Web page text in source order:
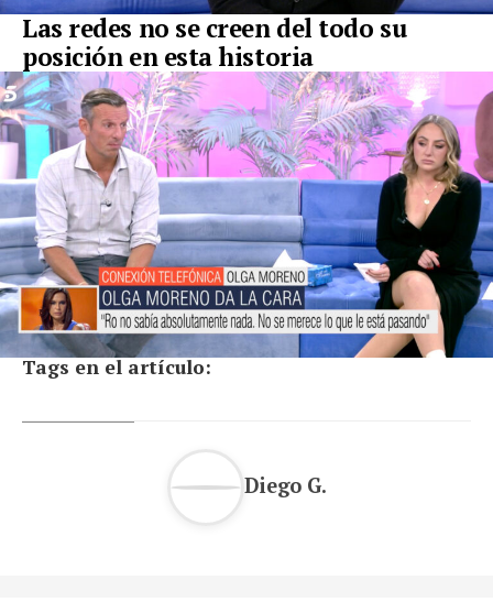
Las redes no se creen del todo su
posición en esta historia
Tags en el artículo:
Diego G.